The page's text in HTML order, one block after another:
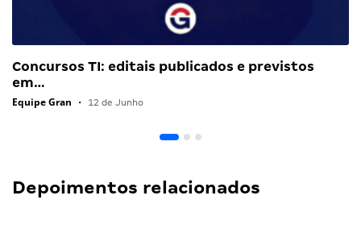
Concursos TI: editais publicados e previstos
em…
Equipe Gran • 12 de Junho
Depoimentos relacionados